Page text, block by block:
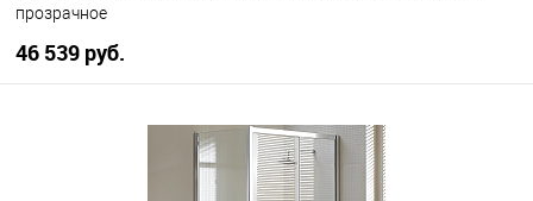
прозрачное
46 539 руб.
В корзину
В наличии